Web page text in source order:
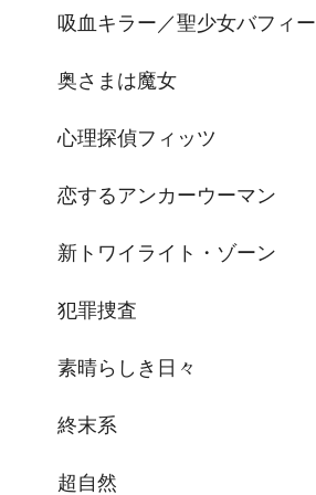
吸血キラー／聖少女バフィー
奥さまは魔女
心理探偵フィッツ
恋するアンカーウーマン
新トワイライト・ゾーン
犯罪捜査
素晴らしき日々
終末系
超自然